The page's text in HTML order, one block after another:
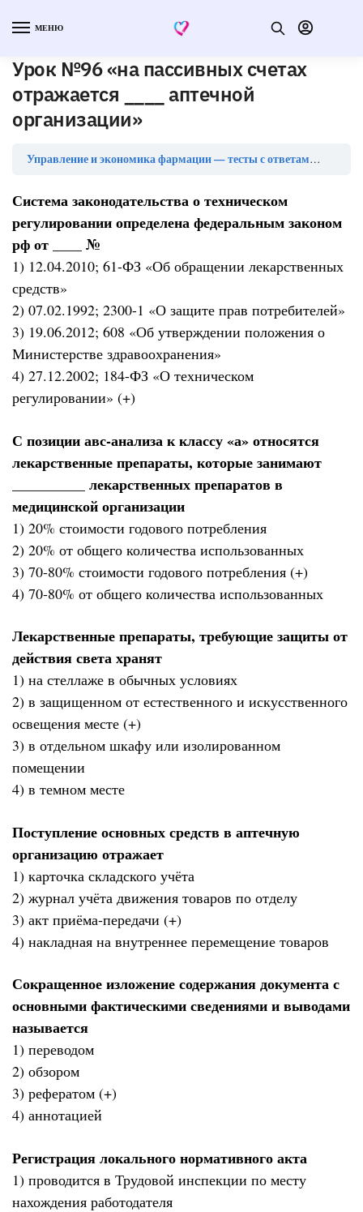
МЕНЮ
Урок №96 «на пассивных счетах
отражается ____ аптечной
организации»
Управление и экономика фармации — тесты с ответами
Система законодательства о техническом
регулировании определена федеральным законом
рф от ____ №
1) 12.04.2010; 61-ФЗ «Об обращении лекарственных
средств»
2) 07.02.1992; 2300-1 «О защите прав потребителей»
3) 19.06.2012; 608 «Об утверждении положения о
Министерстве здравоохранения»
4) 27.12.2002; 184-ФЗ «О техническом
регулировании» (+)
С позиции авс-анализа к классу «а» относятся
лекарственные препараты, которые занимают
__________ лекарственных препаратов в
медицинской организации
1) 20% стоимости годового потребления
2) 20% от общего количества использованных
3) 70-80% стоимости годового потребления (+)
4) 70-80% от общего количества использованных
Лекарственные препараты, требующие защиты от
действия света хранят
1) на стеллаже в обычных условиях
2) в защищенном от естественного и искусственного
освещения месте (+)
3) в отдельном шкафу или изолированном
помещении
4) в темном месте
Поступление основных средств в аптечную
организацию отражает
1) карточка складского учёта
2) журнал учёта движения товаров по отделу
3) акт приёма-передачи (+)
4) накладная на внутреннее перемещение товаров
Сокращенное изложение содержания документа с
основными фактическими сведениями и выводами
называется
1) переводом
2) обзором
3) рефератом (+)
4) аннотацией
Регистрация локального нормативного акта
1) проводится в Трудовой инспекции по месту
нахождения работодателя